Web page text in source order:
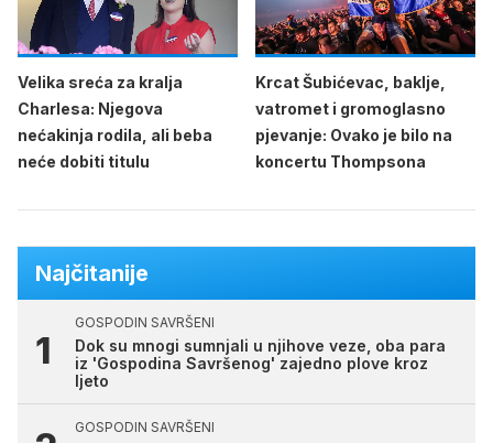
Velika sreća za kralja
Charlesa: Njegova
nećakinja rodila, ali beba
neće dobiti titulu
Krcat Šubićevac, baklje,
vatromet i gromoglasno
pjevanje: Ovako je bilo na
koncertu Thompsona
Najčitanije
GOSPODIN SAVRŠENI
Dok su mnogi sumnjali u njihove veze, oba para
iz 'Gospodina Savršenog' zajedno plove kroz
ljeto
GOSPODIN SAVRŠENI